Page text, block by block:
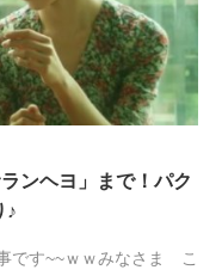
ンヘヨ」まで！パク
♪
す~~ｗｗみなさま こ